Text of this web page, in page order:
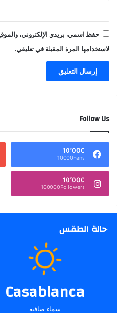
احفظ اسمي، بريدي الإلكتروني،
لاستخدامها المرة المقبلة في تعليقي.
Follow Us
10٬000
10000Fans
10٬000
100000Followers
حالة الطقس
Casablanca
سماء صافية